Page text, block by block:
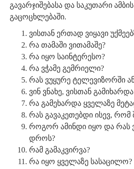
გავარჯიშებასა და საკუთარი
გაცოცხლებაში.
ვისთან ერთად ვიყავი
რა თამაში ვითამაშე?
რა იყო საინტერესო?
რა ვჭამე გემრიელი?
რას ვუყურე ტელევიზორში
ვინ ვნახე, ვისთან
რა გამეხარდა ყველაზე
რას გავაკეთებდი ისევ,
როგორ ამინდი იყო და რას
დროს?
რამ გამაკვირვა?
რა იყო ყველაზე სასაცილო?